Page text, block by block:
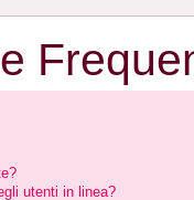
utenti in linea?